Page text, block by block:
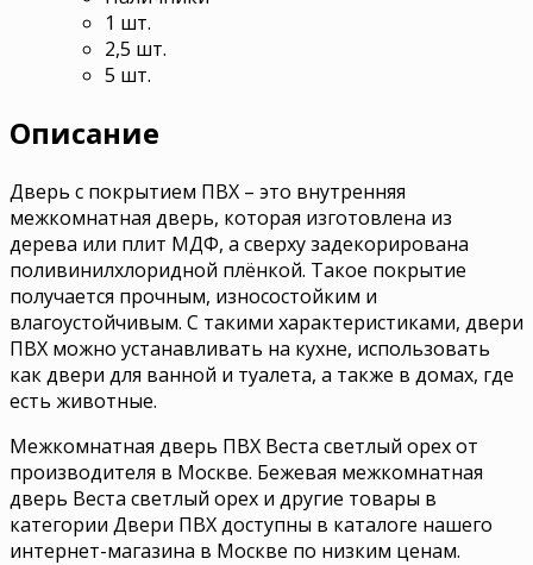
1 шт.
2,5 шт.
5 шт.
Описание
Дверь с покрытием ПВХ – это внутренняя
межкомнатная дверь, которая изготовлена из
дерева или плит МДФ, а сверху задекорирована
поливинилхлоридной плёнкой. Такое покрытие
получается прочным, износостойким и
влагоустойчивым. С такими характеристиками, двери
ПВХ можно устанавливать на кухне, использовать
как двери для ванной и туалета, а также в домах, где
есть животные.
Межкомнатная дверь ПВХ Веста светлый орех от
производителя в Москве. Бежевая межкомнатная
дверь Веста светлый орех и другие товары в
категории Двери ПВХ доступны в каталоге нашего
интернет-магазина в Москве по низким ценам.